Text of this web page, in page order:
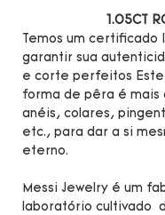
1.05CT
Temos um
garantir sua
e corte perfeitos
forma de pêra é mais
anéis, colares,
etc., para dar a si
eterno.
Messi Jewelry é um
laboratório cultivado